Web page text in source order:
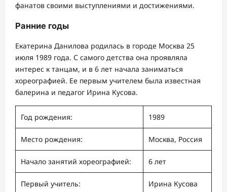
фанатов своими выступлениями и достижениями.
Ранние годы
Екатерина Данилова родилась в городе Москва 25
июля 1989 года. С самого детства она проявляла
интерес к танцам, и в 6 лет начала заниматься
хореографией. Ее первым учителем была известная
балерина и педагог Ирина Кусова.
Год рождения: 1989
Место рождения: Москва, Россия
Начало занятий хореографией: 6 лет
Первый учитель: Ирина Кусова